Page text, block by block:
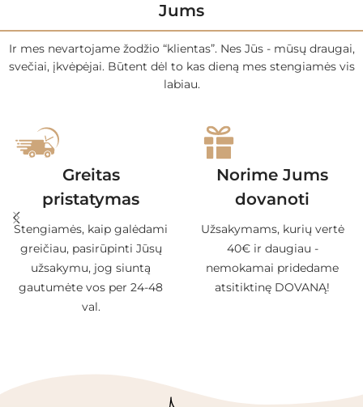
Jums
Ir mes nevartojame žodžio “klientas”. Nes Jūs - mūsų draugai,
svečiai, įkvėpėjai. Būtent dėl to kas dieną mes stengiamės vis
labiau.
Greitas
pristatymas
Stengiamės, kaip galėdami
greičiau, pasirūpinti Jūsų
užsakymu, jog siuntą
gautumėte vos per 24-48
val.
Norime Jums
dovanoti
Užsakymams, kurių vertė
40€ ir daugiau -
nemokamai pridedame
atsitiktinę DOVANĄ!